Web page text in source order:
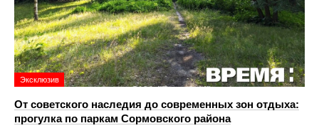
Эксклюзив
От советского наследия до современных зон отдыха:
прогулка по паркам Сормовского района